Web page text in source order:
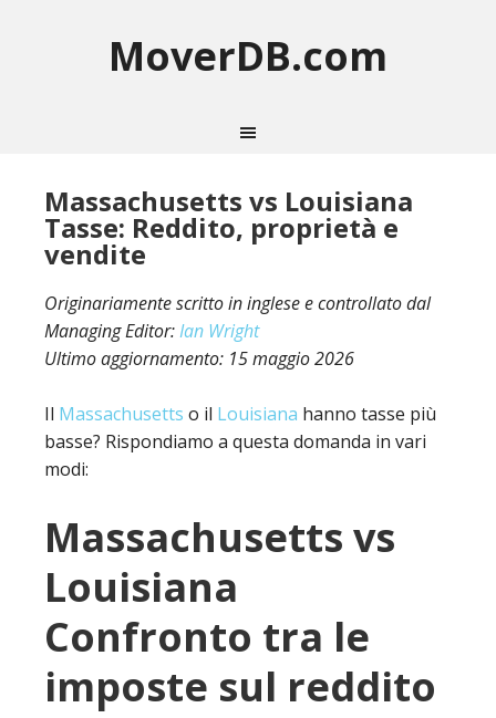
MoverDB.com
Massachusetts vs Louisiana
Tasse: Reddito, proprietà e
vendite
Originariamente scritto in inglese e controllato dal
Managing Editor:Ian Wright
Ultimo aggiornamento: 15 maggio 2026
Il Massachusetts o il Louisiana hanno tasse più
basse? Rispondiamo a questa domanda in vari
modi:
Massachusetts vs
Louisiana
Confronto tra le
imposte sul reddito